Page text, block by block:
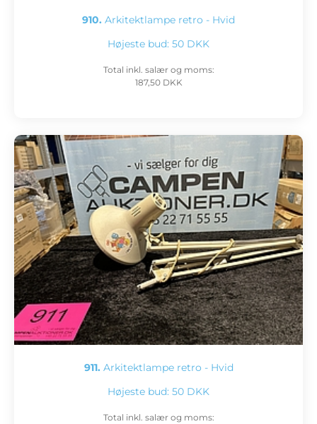
910. Arkitektlampe retro - Hvid
Højeste bud: 50 DKK
Total inkl. salær og moms:
187,50 DKK
911. Arkitektlampe retro - Hvid
Højeste bud: 50 DKK
Total inkl. salær og moms: